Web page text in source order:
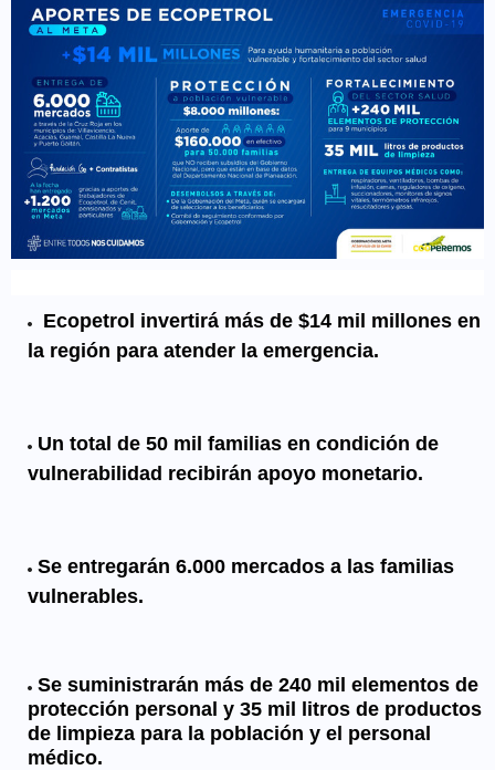
Ecopetrol invertirá más de $14 mil millones en
la región para atender la emergencia.
Un total de 50 mil familias en condición de
vulnerabilidad recibirán apoyo monetario.
Se entregarán 6.000 mercados a las familias
vulnerables.
Se suministrarán más de 240 mil elementos de
protección personal y 35 mil litros de productos
de limpieza para la población y el personal
médico.